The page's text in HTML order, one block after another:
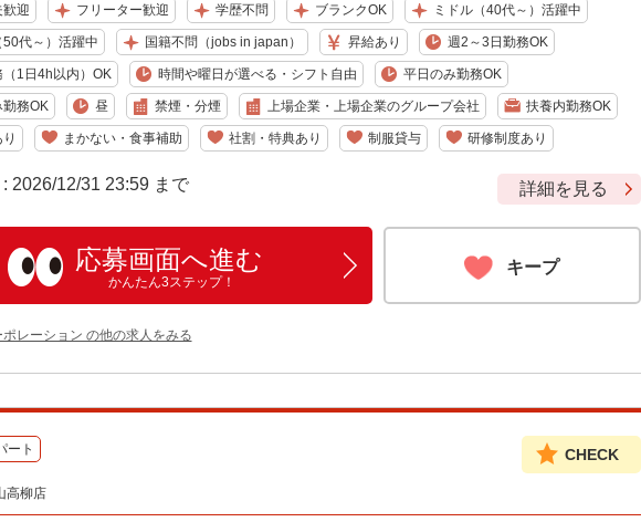
歓迎 フリーター歓迎 学歴不問 ブランクOK ミドル（40代～）活躍中
50代～）活躍中 国籍不問（jobs in japan） 昇給あり 週2～3日勤務OK
1日4h以内）OK 時間や曜日が選べる・シフト自由 平日のみ勤務OK
務OK 昼 禁煙・分煙 上場企業・上場企業のグループ会社 扶養内勤務OK
まかない・食事補助 社割・特典あり 制服貸与 研修制度あり
2026/12/31 23:59 まで 詳細を見る
応募画面へ進む
かんたん3ステップ！
キープ
レーション の他の求人をみる
ート CHECK
高柳店